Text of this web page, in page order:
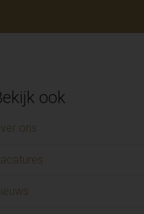
ook
ons